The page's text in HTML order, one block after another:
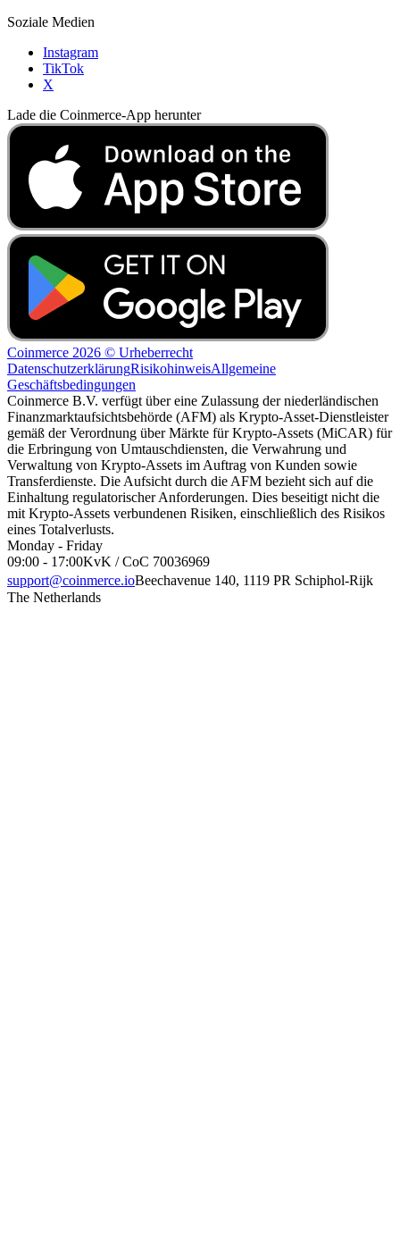
Soziale Medien
Instagram
TikTok
X
Lade die Coinmerce-App herunter
Coinmerce 2026 © Urheberrecht
DatenschutzerklärungRisikohinweisAllgemeine
Geschäftsbedingungen
Coinmerce B.V. verfügt über eine Zulassung der niederländischen
Finanzmarktaufsichtsbehörde (AFM) als Krypto-Asset-Dienstleister
gemäß der Verordnung über Märkte für Krypto-Assets (MiCAR) für
die Erbringung von Umtauschdiensten, die Verwahrung und
Verwaltung von Krypto-Assets im Auftrag von Kunden sowie
Transferdienste. Die Aufsicht durch die AFM bezieht sich auf die
Einhaltung regulatorischer Anforderungen. Dies beseitigt nicht die
mit Krypto-Assets verbundenen Risiken, einschließlich des Risikos
eines Totalverlusts.
Monday - Friday
09:00 - 17:00KvK / CoC 70036969
support@coinmerce.ioBeechavenue 140, 1119 PR Schiphol-Rijk
The Netherlands